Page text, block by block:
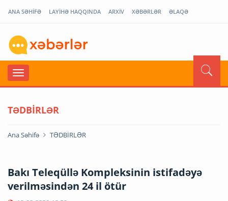
ANA SƏHİFƏ LAYİHƏ HAQQINDA ARXİV XƏBƏRLƏR ƏLAQƏ
TƏDBİRLƏR
Ana Səhifə TƏDBİRLƏR
Bakı Teleqüllə Kompleksinin istifadəyə
verilməsindən 24 il ötür